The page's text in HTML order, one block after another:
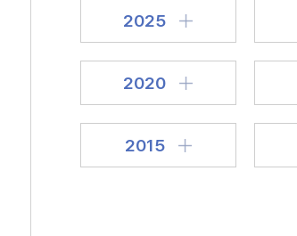
“정조”와 “정약용”이 동시에 포함된 자료를 검
색
“정조” 또는 “정약용”이 포함된 자료를 검색
“정조”가 나온 후 “정약용”이 나오지 않는 자
2025
2020
2015